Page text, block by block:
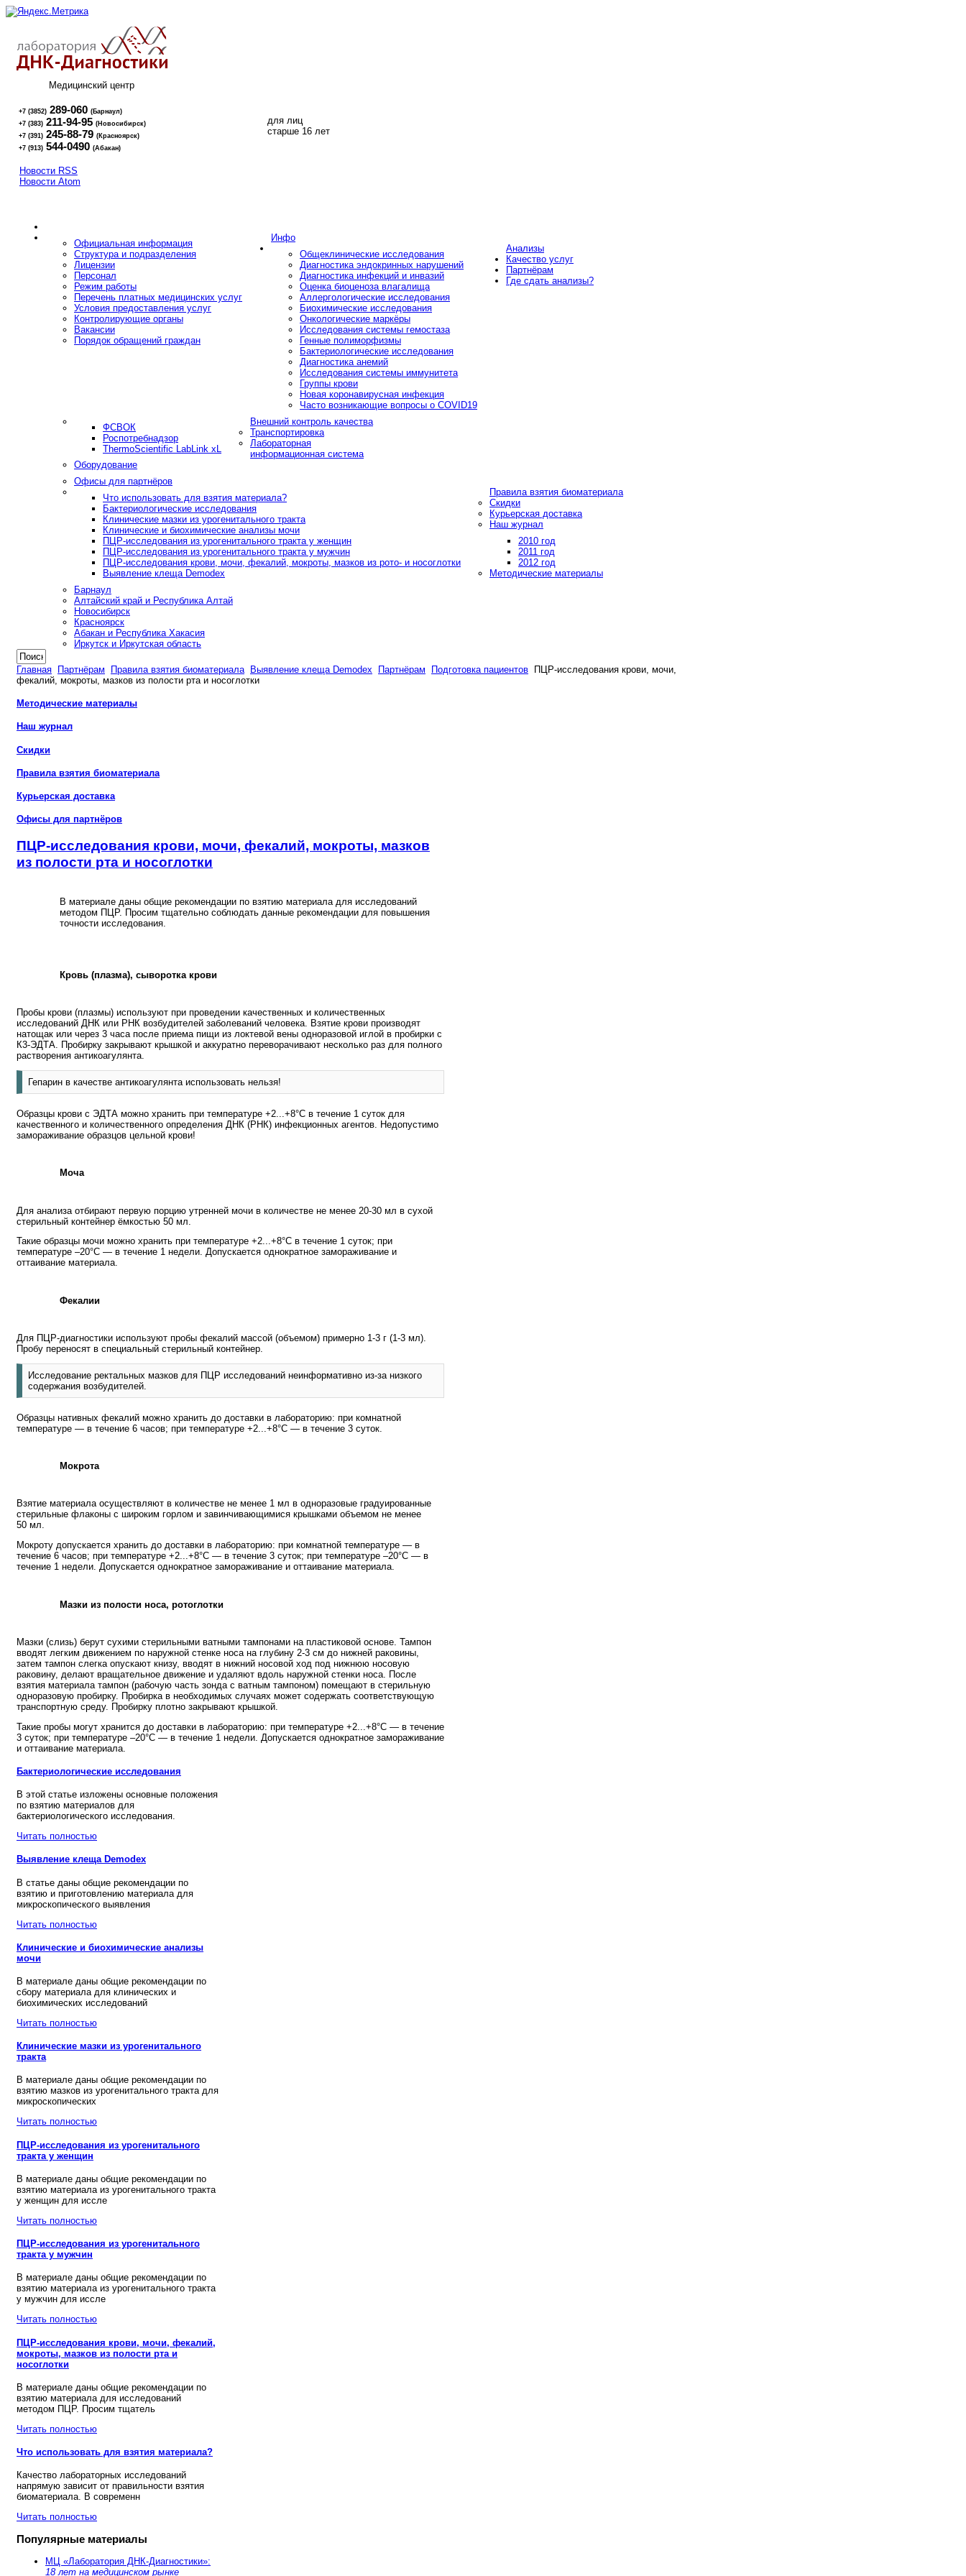
Медицинский центр
+7 (3852) 289-060 (Барнаул)
+7 (383) 211-94-95 (Новосибирск)
+7 (391) 245-88-79 (Красноярск)
+7 (913) 544-0490 (Абакан)
для лиц
старше 16 лет
Новости RSS
Новости Atom
Инфо
Официальная информация
Структура и подразделения
Лицензии
Персонал
Режим работы
Перечень платных медицинских услуг
Условия предоставления услуг
Контролирующие органы
Вакансии
Порядок обращений граждан
Анализы
Общеклинические исследования
Диагностика эндокринных нарушений
Диагностика инфекций и инвазий
Оценка биоценоза влагалища
Аллергологические исследования
Биохимические исследования
Онкологические маркёры
Исследования системы гемостаза
Генные полиморфизмы
Бактериологические исследования
Диагностика анемий
Исследования системы иммунитета
Группы крови
Новая коронавирусная инфекция
Часто возникающие вопросы о COVID19
Качество услуг
Внешний контроль качества
ФСВОК
Роспотребнадзор
ThermoScientific LabLink xL
Транспортировка
Лабораторная
информационная система
Оборудование
Партнёрам
Офисы для партнёров
Правила взятия биоматериала
Что использовать для взятия материала?
Бактериологические исследования
Клинические мазки из урогенитального тракта
Клинические и биохимические анализы мочи
ПЦР-исследования из урогенитального тракта у женщин
ПЦР-исследования из урогенитального тракта у мужчин
ПЦР-исследования крови, мочи, фекалий, мокроты, мазков из рото- и носоглотки
Выявление клеща Demodex
Скидки
Курьерская доставка
Наш журнал
2010 год
2011 год
2012 год
Методические материалы
Где сдать анализы?
Барнаул
Алтайский край и Республика Алтай
Новосибирск
Красноярск
Абакан и Республика Хакасия
Иркутск и Иркутская область
Главная Партнёрам Правила взятия биоматериала Выявление клеща Demodex Партнёрам Подготовка пациентов
ПЦР-исследования крови, мочи,
фекалий, мокроты, мазков из полости рта и носоглотки
Методические материалы
Наш журнал
Скидки
Правила взятия биоматериала
Курьерская доставка
Офисы для партнёров
ПЦР-исследования крови, мочи, фекалий, мокроты, мазков
из полости рта и носоглотки
В материале даны общие рекомендации по взятию материала для исследований
методом ПЦР. Просим тщательно соблюдать данные рекомендации для повышения
точности исследования.
Кровь (плазма), сыворотка крови
Пробы крови (плазмы) используют при проведении качественных и количественных
исследований ДНК или РНК возбудителей заболеваний человека. Взятие крови производят
натощак или через 3 часа после приема пищи из локтевой вены одноразовой иглой в пробирки с
К3-ЭДТА. Пробирку закрывают крышкой и аккуратно переворачивают несколько раз для полного
растворения антикоагулянта.
Гепарин в качестве антикоагулянта использовать нельзя!
Образцы крови с ЭДТА можно хранить при температуре +2...+8°C в течение 1 суток для
качественного и количественного определения ДНК (РНК) инфекционных агентов. Недопустимо
замораживание образцов цельной крови!
Моча
Для анализа отбирают первую порцию утренней мочи в количестве не менее 20-30 мл в сухой
стерильный контейнер ёмкостью 50 мл.
Такие образцы мочи можно хранить при температуре +2...+8°C в течение 1 суток; при
температуре –20°C — в течение 1 недели. Допускается однократное замораживание и
оттаивание материала.
Фекалии
Для ПЦР-диагностики используют пробы фекалий массой (объемом) примерно 1-3 г (1-3 мл).
Пробу переносят в специальный стерильный контейнер.
Исследование ректальных мазков для ПЦР исследований неинформативно из-за низкого
содержания возбудителей.
Образцы нативных фекалий можно хранить до доставки в лабораторию: при комнатной
температуре — в течение 6 часов; при температуре +2...+8°C — в течение 3 суток.
Мокрота
Взятие материала осуществляют в количестве не менее 1 мл в одноразовые градуированные
стерильные флаконы с широким горлом и завинчивающимися крышками объемом не менее
50 мл.
Мокроту допускается хранить до доставки в лабораторию: при комнатной температуре — в
течение 6 часов; при температуре +2...+8°C — в течение 3 суток; при температуре –20°C — в
течение 1 недели. Допускается однократное замораживание и оттаивание материала.
Мазки из полости носа, ротоглотки
Мазки (слизь) берут сухими стерильными ватными тампонами на пластиковой основе. Тампон
вводят легким движением по наружной стенке носа на глубину 2-3 см до нижней раковины,
затем тампон слегка опускают книзу, вводят в нижний носовой ход под нижнюю носовую
раковину, делают вращательное движение и удаляют вдоль наружной стенки носа. После
взятия материала тампон (рабочую часть зонда с ватным тампоном) помещают в стерильную
одноразовую пробирку. Пробирка в необходимых случаях может содержать соответствующую
транспортную среду. Пробирку плотно закрывают крышкой.
Такие пробы могут хранится до доставки в лабораторию: при температуре +2...+8°C — в течение
3 суток; при температуре –20°C — в течение 1 недели. Допускается однократное замораживание
и оттаивание материала.
Бактериологические исследования
В этой статье изложены основные положения
по взятию материалов для
бактериологического исследования.
Читать полностью
Выявление клеща Demodex
В статье даны общие рекомендации по
взятию и приготовлению материала для
микроскопического выявления
Читать полностью
Клинические и биохимические анализы
мочи
В материале даны общие рекомендации по
сбору материала для клинических и
биохимических исследований
Читать полностью
Клинические мазки из урогенитального
тракта
В материале даны общие рекомендации по
взятию мазков из урогенитального тракта для
микроскопических
Читать полностью
ПЦР-исследования из урогенитального
тракта у женщин
В материале даны общие рекомендации по
взятию материала из урогенитального тракта
у женщин для иссле
Читать полностью
ПЦР-исследования из урогенитального
тракта у мужчин
В материале даны общие рекомендации по
взятию материала из урогенитального тракта
у мужчин для иссле
Читать полностью
ПЦР-исследования крови, мочи, фекалий,
мокроты, мазков из полости рта и
носоглотки
В материале даны общие рекомендации по
взятию материала для исследований
методом ПЦР. Просим тщатель
Читать полностью
Что использовать для взятия материала?
Качество лабораторных исследований
напрямую зависит от правильности взятия
биоматериала. В современн
Читать полностью
Популярные материалы
МЦ «Лаборатория ДНК-Диагностики»:
18 лет на медицинском рынке